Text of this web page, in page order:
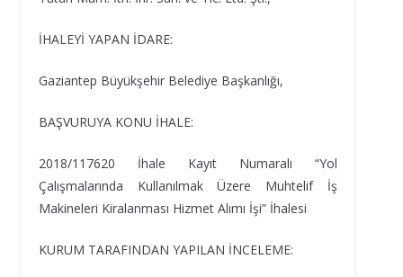
İHALEYİ YAPAN İDARE:
Gaziantep Büyükşehir Belediye Başkanlığı,
BAŞVURUYA KONU İHALE:
2018/117620 İhale Kayıt Numaralı “Yol
Çalışmalarında Kullanılmak Üzere Muhtelif İş
Makineleri Kiralanması Hizmet Alımı İşi” İhalesi
KURUM TARAFINDAN YAPILAN İNCELEME: